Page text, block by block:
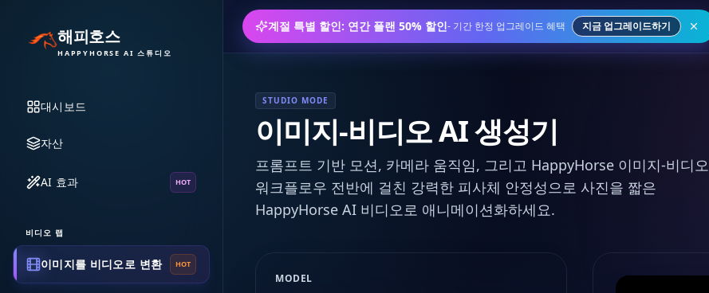
계절 특별 할인: 연간 플랜 50% 할인- 기간 한정 업그레이드 혜택 지금 업그레이드하기
해피호스
HAPPYHORSE AI 스튜디오
대시보드
자산
AI 효과 HOT
비디오 랩
이미지를 비디오로 변환 HOT
STUDIO MODE
이미지-비디오 AI 생성기
프롬프트 기반 모션, 카메라 움직임, 그리고 HappyHorse 이미지-비디오
워크플로우 전반에 걸친 강력한 피사체 안정성으로 사진을 짧은
HappyHorse AI 비디오로 애니메이션화하세요.
MODEL